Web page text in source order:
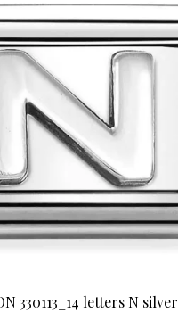
330113_14 letters N silver